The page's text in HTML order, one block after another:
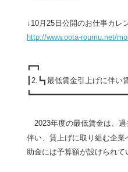
↓ 10 月 25日公開のお仕事カレ
http://www.oota-roumu.net/
┏━┓
2. ┗┓ 最低賃金引上げに伴い
2023年度の最低賃金は、
伴い、賃上げに取り組む企
助金には予算額が設けられて